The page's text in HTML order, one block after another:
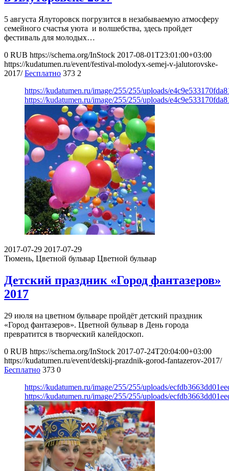
5 августа Ялуторовск погрузится в незабываемую атмосферу
семейного счастья уюта и волшебства, здесь пройдет
фестиваль для молодых…
0 RUB https://schema.org/InStock 2017-08-01T23:01:00+03:00
https://kudatumen.ru/event/festival-molodyx-semej-v-jalutorovske-
2017/ Бесплатно 373 2
https://kudatumen.ru/image/255/255/uploads/
https://kudatumen.ru/image/255/255/uploads/
2017-07-29 2017-07-29
Тюмень, Цветной бульвар Цветной бульвар
Детский праздник «Город фантазеров»
2017
29 июля на цветном бульваре пройдёт детский праздник
«Город фантазеров». Цветной бульвар в День города
превратится в творческий калейдоскоп.
0 RUB https://schema.org/InStock 2017-07-24T20:04:00+03:00
https://kudatumen.ru/event/detskij-prazdnik-gorod-fantazerov-2017/
Бесплатно 373 0
https://kudatumen.ru/image/255/255/uploads/
https://kudatumen.ru/image/255/255/uploads/